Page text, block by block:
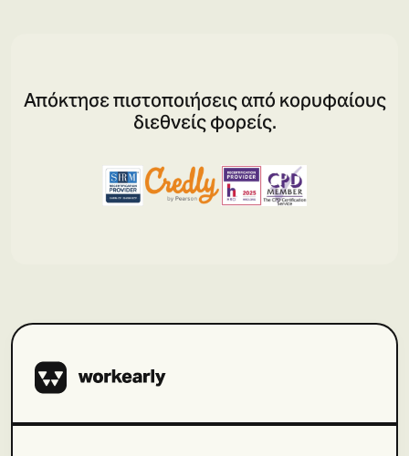
Απόκτησε πιστοποιήσεις από κορυφαίους
διεθνείς φορείς.